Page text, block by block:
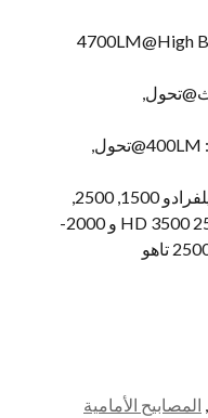
4700LM@High
400LM@تحول,
1999-2002 تشيفي سيلفرادو 1500, 2500,
2001-2002 سيلفرادو 1500 2500 HD 3500 و 2000-
المصابيح الأمامية